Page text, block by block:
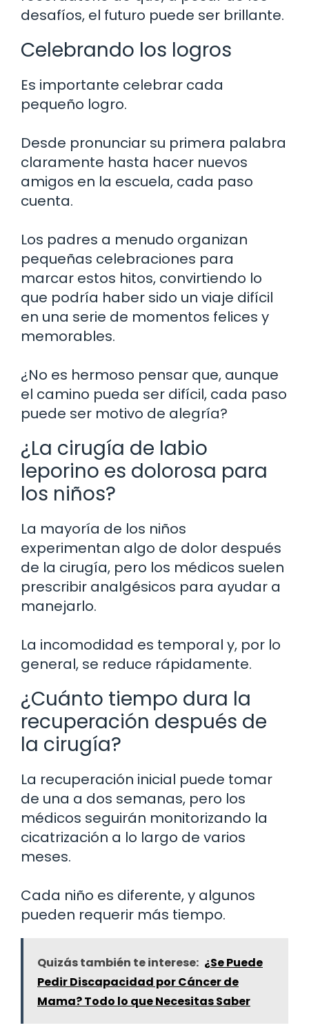
desafíos, el futuro puede ser brillante.
Celebrando los logros
Es importante celebrar cada
pequeño logro.
Desde pronunciar su primera palabra
claramente hasta hacer nuevos
amigos en la escuela, cada paso
cuenta.
Los padres a menudo organizan
pequeñas celebraciones para
marcar estos hitos, convirtiendo lo
que podría haber sido un viaje difícil
en una serie de momentos felices y
memorables.
¿No es hermoso pensar que, aunque
el camino pueda ser difícil, cada paso
puede ser motivo de alegría?
¿La cirugía de labio
leporino es dolorosa para
los niños?
La mayoría de los niños
experimentan algo de dolor después
de la cirugía, pero los médicos suelen
prescribir analgésicos para ayudar a
manejarlo.
La incomodidad es temporal y, por lo
general, se reduce rápidamente.
¿Cuánto tiempo dura la
recuperación después de
la cirugía?
La recuperación inicial puede tomar
de una a dos semanas, pero los
médicos seguirán monitorizando la
cicatrización a lo largo de varios
meses.
Cada niño es diferente, y algunos
pueden requerir más tiempo.
Quizás también te interese: ¿Se Puede
Pedir Discapacidad por Cáncer de
Mama? Todo lo que Necesitas Saber